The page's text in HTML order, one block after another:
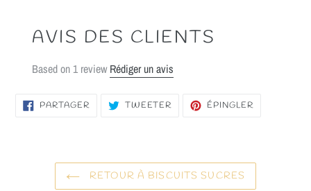
AVIS DES CLIENTS
Based on 1 review Rédiger un avis
PARTAGERPARTAGER
SUR
TWEETER TWEETERÉPINGLER
RETOUR À BISCUITS SUCRES